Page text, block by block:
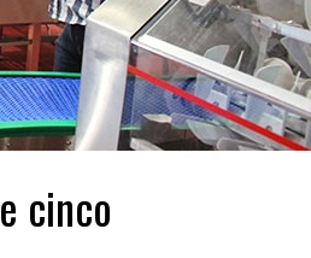
cinco